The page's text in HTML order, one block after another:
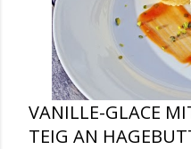
VANILLE-GLACE
TEIG AN